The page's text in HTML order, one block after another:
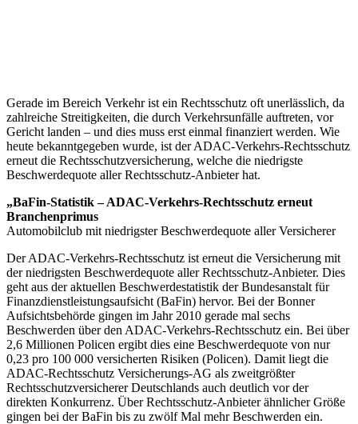
Gerade im Bereich Verkehr ist ein Rechtsschutz oft unerlässlich, da
zahlreiche Streitigkeiten, die durch Verkehrsunfälle auftreten, vor
Gericht landen – und dies muss erst einmal finanziert werden. Wie
heute bekanntgegeben wurde, ist der ADAC-Verkehrs-Rechtsschutz
erneut die Rechtsschutzversicherung, welche die niedrigste
Beschwerdequote aller Rechtsschutz-Anbieter hat.
„BaFin-Statistik – ADAC-Verkehrs-Rechtsschutz erneut
Branchenprimus
Automobilclub mit niedrigster Beschwerdequote aller Versicherer
Der ADAC-Verkehrs-Rechtsschutz ist erneut die Versicherung mit
der niedrigsten Beschwerdequote aller Rechtsschutz-Anbieter. Dies
geht aus der aktuellen Beschwerdestatistik der Bundesanstalt für
Finanzdienstleistungsaufsicht (BaFin) hervor. Bei der Bonner
Aufsichtsbehörde gingen im Jahr 2010 gerade mal sechs
Beschwerden über den ADAC-Verkehrs-Rechtsschutz ein. Bei über
2,6 Millionen Policen ergibt dies eine Beschwerdequote von nur
0,23 pro 100 000 versicherten Risiken (Policen). Damit liegt die
ADAC-Rechtsschutz Versicherungs-AG als zweitgrößter
Rechtsschutzversicherer Deutschlands auch deutlich vor der
direkten Konkurrenz. Über Rechtsschutz-Anbieter ähnlicher Größe
gingen bei der BaFin bis zu zwölf Mal mehr Beschwerden ein.